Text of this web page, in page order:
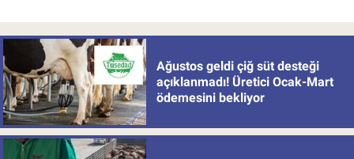
Ağustos geldi çiğ süt desteği
açıklanmadı! Üretici Ocak-Mart
ödemesini bekliyor